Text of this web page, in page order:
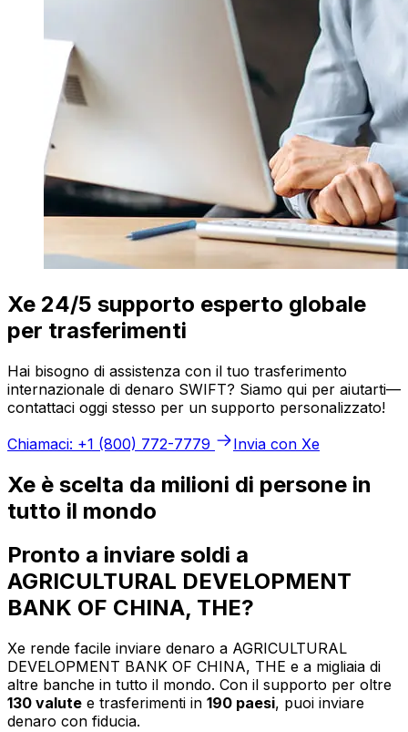
Xe 24/5 supporto esperto globale
per trasferimenti
Hai bisogno di assistenza con il tuo trasferimento
internazionale di denaro SWIFT? Siamo qui per aiutarti—
contattaci oggi stesso per un supporto personalizzato!
Chiamaci: +1 (800) 772-7779
Invia con Xe
Xe è scelta da milioni di persone in
tutto il mondo
Pronto a inviare soldi a
AGRICULTURAL DEVELOPMENT
BANK OF CHINA, THE?
Xe rende facile inviare denaro a AGRICULTURAL
DEVELOPMENT BANK OF CHINA, THE e a migliaia di
altre banche in tutto il mondo. Con il supporto per oltre
130 valute e trasferimenti in 190 paesi, puoi inviare
denaro con fiducia.